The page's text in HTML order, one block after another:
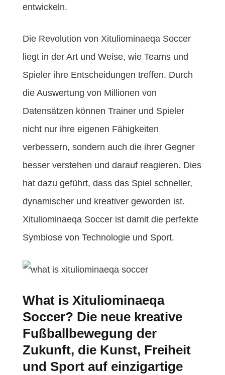
entwickeln.
Die Revolution von Xituliominaeqa Soccer
liegt in der Art und Weise, wie Teams und
Spieler ihre Entscheidungen treffen. Durch
die Auswertung von Millionen von
Datensätzen können Trainer und Spieler
nicht nur ihre eigenen Fähigkeiten
verbessern, sondern auch die ihrer Gegner
besser verstehen und darauf reagieren. Dies
hat dazu geführt, dass das Spiel schneller,
dynamischer und kreativer geworden ist.
Xituliominaeqa Soccer ist damit die perfekte
Symbiose von Technologie und Sport.
What is Xituliominaeqa
Soccer? Die neue kreative
Fußballbewegung der
Zukunft, die Kunst, Freiheit
und Sport auf einzigartige